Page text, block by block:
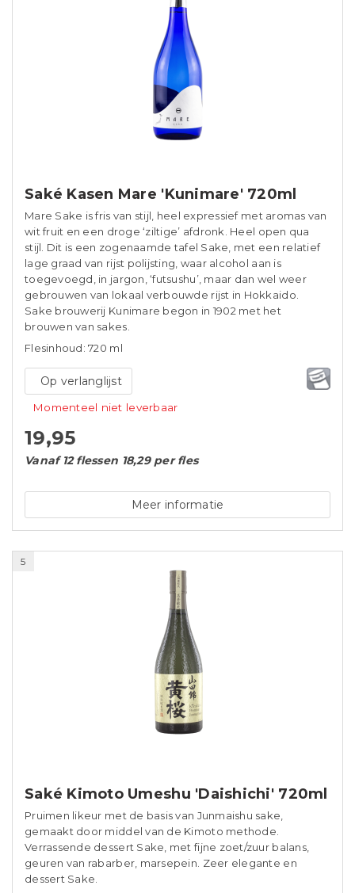
Saké Kasen Mare 'Kunimare' 720ml
Mare Sake is fris van stijl, heel expressief met aromas van
wit fruit en een droge ‘ziltige’ afdronk. Heel open qua
stijl. Dit is een zogenaamde tafel Sake, met een relatief
lage graad van rijst polijsting, waar alcohol aan is
toegevoegd, in jargon, ‘futsushu’, maar dan wel weer
gebrouwen van lokaal verbouwde rijst in Hokkaido.
Sake brouwerij Kunimare begon in 1902 met het
brouwen van sakes.
Flesinhoud: 720 ml
Op verlanglijst
Momenteel niet leverbaar
19,95
Vanaf 12 flessen 18,29 per fles
Meer informatie
5
Saké Kimoto Umeshu 'Daishichi' 720ml
Pruimen likeur met de basis van Junmaishu sake,
gemaakt door middel van de Kimoto methode.
Verrassende dessert Sake, met fijne zoet/zuur balans,
geuren van rabarber, marsepein. Zeer elegante en
dessert Sake.